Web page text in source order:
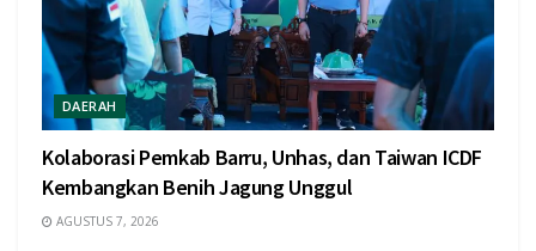
DAERAH
Kolaborasi Pemkab Barru, Unhas, dan Taiwan ICDF
Kembangkan Benih Jagung Unggul
AGUSTUS 7, 2026